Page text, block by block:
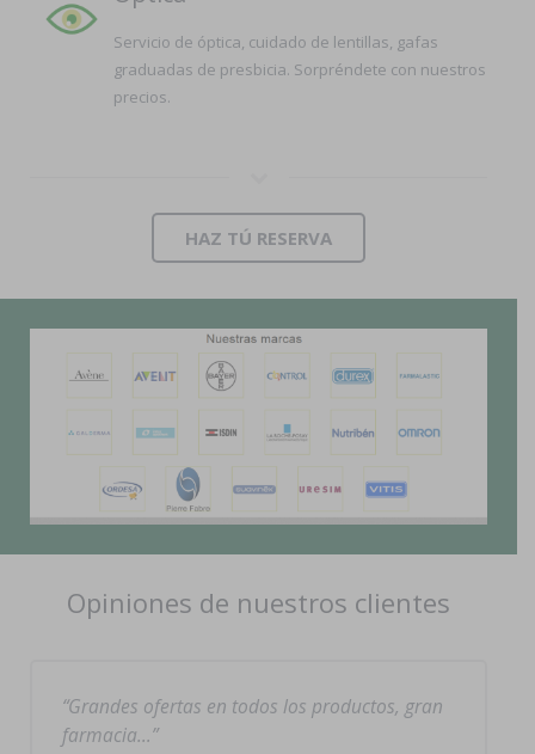
Servicio de óptica, cuidado de lentillas, gafas
graduadas de presbicia. Sorpréndete con nuestros
precios.
HAZ TÚ RESERVA
Opiniones de nuestros clientes
Grandes ofertas en todos los productos, gran
farmacia…